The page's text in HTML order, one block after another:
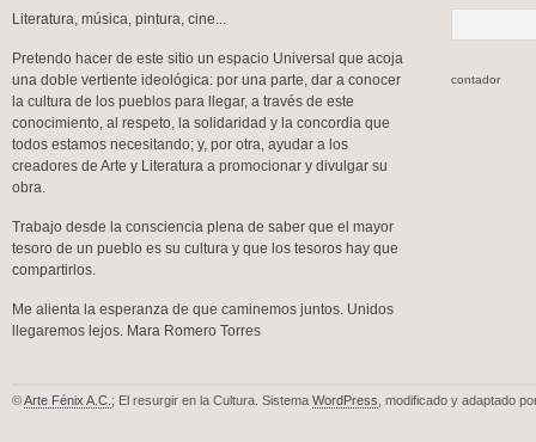
Literatura, música, pintura, cine...
Pretendo hacer de este sitio un espacio Universal que acoja
una doble vertiente ideológica: por una parte, dar a conocer
la cultura de los pueblos para llegar, a través de este
conocimiento, al respeto, la solidaridad y la concordia que
todos estamos necesitando; y, por otra, ayudar a los
creadores de Arte y Literatura a promocionar y divulgar su
obra.
Trabajo desde la consciencia plena de saber que el mayor
tesoro de un pueblo es su cultura y que los tesoros hay que
compartirlos.
Me alienta la esperanza de que caminemos juntos. Unidos
llegaremos lejos. Mara Romero Torres
contador
©Arte Fénix A.C. ; El resurgir en la Cultura. Sistema WordPress , modificado y adaptado